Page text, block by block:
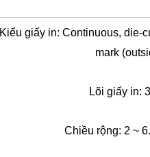
Kiểu giấy in:Continuous, die-
mark
Lõi giấy in:
Chiều rộng: 2 ~